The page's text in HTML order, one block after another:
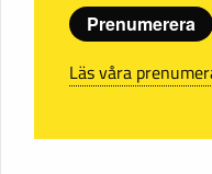
Prenumerera
Läs våra